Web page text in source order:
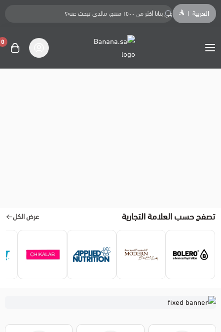
العربية
Banana.sa
0
تصفح حسب العلامة التجارية عرض الكل